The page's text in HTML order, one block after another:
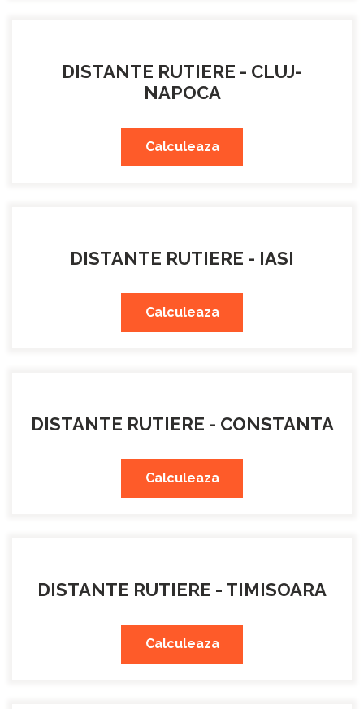
DISTANTE RUTIERE - CLUJ-
NAPOCA
Calculeaza
DISTANTE RUTIERE - IASI
Calculeaza
DISTANTE RUTIERE - CONSTANTA
Calculeaza
DISTANTE RUTIERE - TIMISOARA
Calculeaza